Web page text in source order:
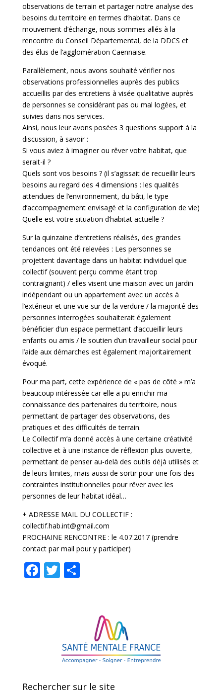
observations de terrain et partager notre analyse des
besoins du territoire en termes d’habitat. Dans ce
mouvement d’échange, nous sommes allés à la
rencontre du Conseil Départemental, de la DDCS et
des élus de l’agglomération Caennaise.
Parallèlement, nous avons souhaité vérifier nos
observations professionnelles auprès des publics
accueillis par des entretiens à visée qualitative auprès
de personnes se considérant pas ou mal logées, et
suivies dans nos services.
Ainsi, nous leur avons posées 3 questions support à la
discussion, à savoir :
Si vous aviez à imaginer ou rêver votre habitat, que
serait-il ?
Quels sont vos besoins ? (il s’agissait de recueillir leurs
besoins au regard des 4 dimensions : les qualités
attendues de l’environnement, du bâti, le type
d’accompagnement envisagé et la configuration de vie)
Quelle est votre situation d’habitat actuelle ?
Sur la quinzaine d’entretiens réalisés, des grandes
tendances ont été relevées : Les personnes se
projettent davantage dans un habitat individuel que
collectif (souvent perçu comme étant trop
contraignant) / elles visent une maison avec un jardin
indépendant ou un appartement avec un accès à
l’extérieur et une vue sur de la verdure / la majorité des
personnes interrogées souhaiterait également
bénéficier d’un espace permettant d’accueillir leurs
enfants ou amis / le soutien d’un travailleur social pour
l’aide aux démarches est également majoritairement
évoqué.
Pour ma part, cette expérience de « pas de côté » m’a
beaucoup intéressée car elle a pu enrichir ma
connaissance des partenaires du territoire, nous
permettant de partager des observations, des
pratiques et des difficultés de terrain.
Le Collectif m’a donné accès à une certaine créativité
collective et à une instance de réflexion plus ouverte,
permettant de penser au-delà des outils déjà utilisés et
de leurs limites, mais aussi de sortir pour une fois des
contraintes institutionnelles pour rêver avec les
personnes de leur habitat idéal…
+ ADRESSE MAIL DU COLLECTIF :
collectif.hab.int@gmail.com
PROCHAINE RENCONTRE : le 4.07.2017 (prendre
contact par mail pour y participer)
F T P
er
Rechercher sur le site